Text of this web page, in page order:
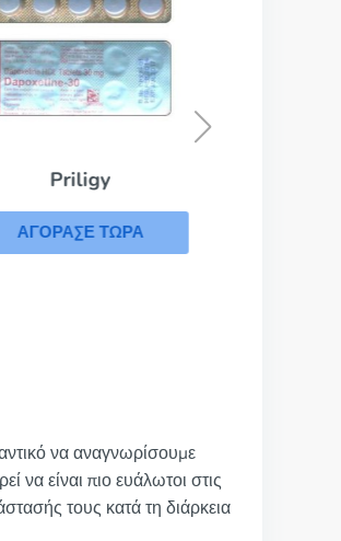
Priligy
ΑΓΟΡΑΣΕ ΤΩΡΑ
να αναγνωρίσουμε
να είναι πιο ευάλωτοι στις
τους κατά τη διάρκεια